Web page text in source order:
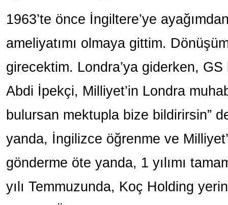
1963’te önce İngiltere’ye
ameliyatımı olmaya gittim.
girecektim. Londra’ya giderken, GS
Abdi İpekçi, Milliyet’in Londra
bulursan mektupla bize bildirirsin”
yanda, İngilizce öğrenme ve
gönderme öte yanda, 1 yılımı
yılı Temmuzunda, Koç Holding